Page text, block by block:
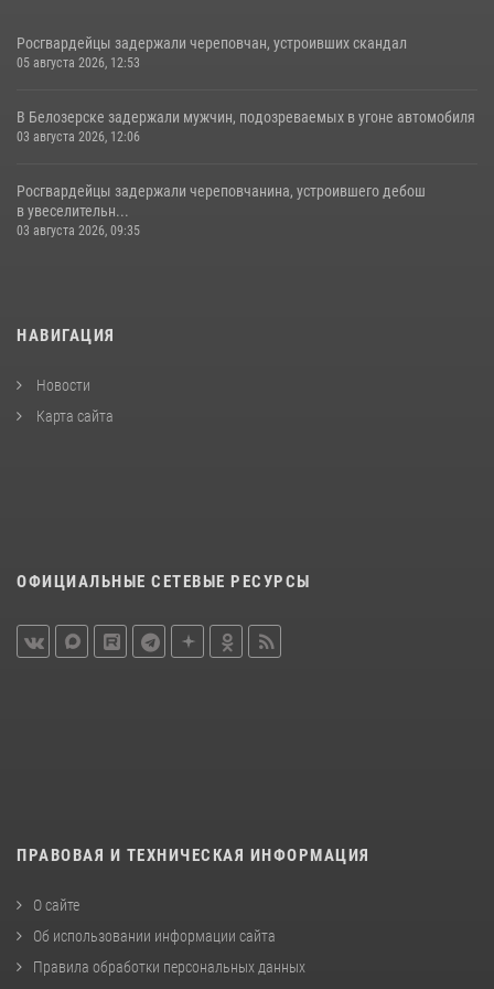
Росгвардейцы задержали череповчан, устроивших скандал
05 августа 2026, 12:53
В Белозерске задержали мужчин, подозреваемых в угоне автомобиля
03 августа 2026, 12:06
Росгвардейцы задержали череповчанина, устроившего дебош
в увеселительн...
03 августа 2026, 09:35
НАВИГАЦИЯ
Новости
Карта сайта
ОФИЦИАЛЬНЫЕ СЕТЕВЫЕ РЕСУРСЫ
ПРАВОВАЯ И ТЕХНИЧЕСКАЯ ИНФОРМАЦИЯ
О сайте
Об использовании информации сайта
Правила обработки персональных данных